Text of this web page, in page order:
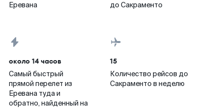
Еревана
до Сакраменто
около 14 часов
Самый быстрый
прямой перелет из
Еревана туда и
обратно, найденный на
15
Количество рейсов до
Сакраменто в неделю